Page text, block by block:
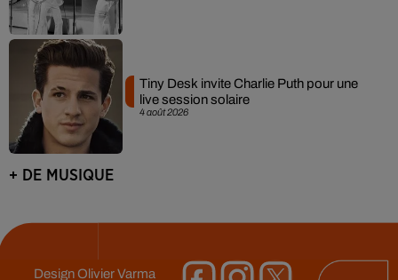
4 août 2026
Tiny Desk invite Charlie Puth pour une
live session solaire
+ DE MUSIQUE
DesignOlivier Varma